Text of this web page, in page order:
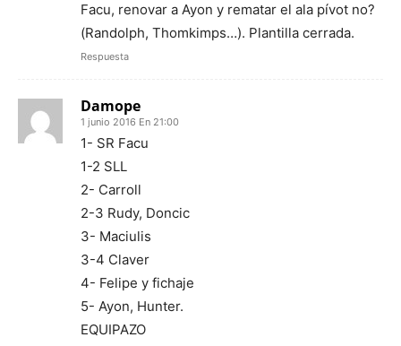
Facu, renovar a Ayon y rematar el ala pívot no?
(Randolph, Thomkimps…). Plantilla cerrada.
Respuesta
Damope
1 junio 2016 En 21:00
1- SR Facu
1-2 SLL
2- Carroll
2-3 Rudy, Doncic
3- Maciulis
3-4 Claver
4- Felipe y fichaje
5- Ayon, Hunter.
EQUIPAZO